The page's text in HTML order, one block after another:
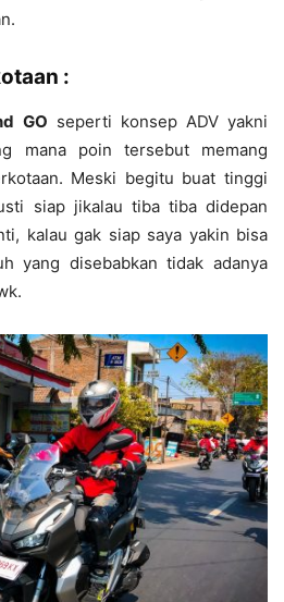
:
GO seperti konsep ADV yakni
mana poin tersebut memang
Meski begitu buat tinggi
siap jikalau tiba tiba didepan
kalau gak siap saya yakin bisa
yang disebabkan tidak adanya